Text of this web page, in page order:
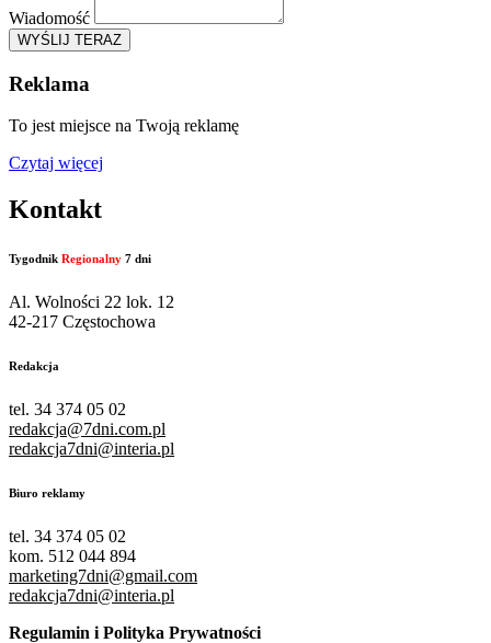
Wiadomość
WYŚLIJ TERAZ
Reklama
To jest miejsce na Twoją reklamę
Czytaj więcej
Kontakt
Tygodnik Regionalny 7 dni
Al. Wolności 22 lok. 12
42-217 Częstochowa
Redakcja
tel. 34 374 05 02
redakcja@7dni.com.pl
redakcja7dni@interia.pl
Biuro reklamy
tel. 34 374 05 02
kom. 512 044 894
marketing7dni@gmail.com
redakcja7dni@interia.pl
Regulamin i Polityka Prywatności